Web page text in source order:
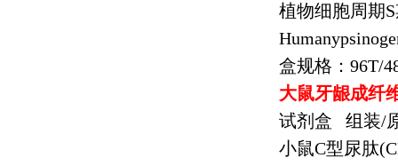
植物细胞周期S
盒规格： 96T/
大鼠牙龈成纤
试剂盒
组装/
小鼠C型尿肽